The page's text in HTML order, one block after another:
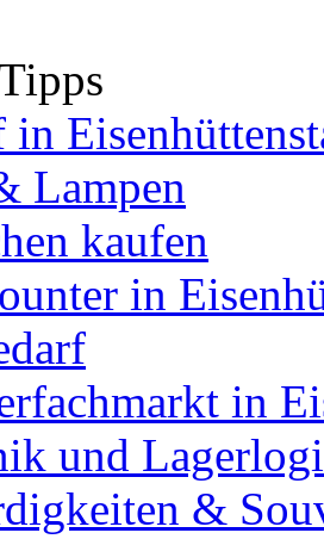
Lampen
kaufen
in
in
und
&